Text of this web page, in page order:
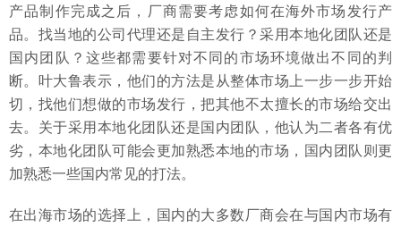
产品制作完成之后，厂商需要考虑如何在海外市场发行产
品。找当地的公司代理还是自主发行？采用本地化团队还是
国内团队？这些都需要针对不同的市场环境做出不同的判
断。叶大鲁表示，他们的方法是从整体市场上一步一步开始
切，找他们想做的市场发行，把其他不太擅长的市场给交出
去。关于采用本地化团队还是国内团队，他认为二者各有优
劣，本地化团队可能会更加熟悉本地的市场，国内团队则更
加熟悉一些国内常见的打法。
在出海市场的选择上，国内的大多数厂商会在与国内市场有